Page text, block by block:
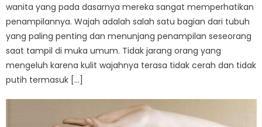
wanita yang pada dasarnya mereka sangat memperhatikan
penampilannya. Wajah adalah salah satu bagian dari tubuh
yang paling penting dan menunjang penampilan seseorang
saat tampil di muka umum. Tidak jarang orang yang
mengeluh karena kulit wajahnya terasa tidak cerah dan tidak
putih termasuk […]